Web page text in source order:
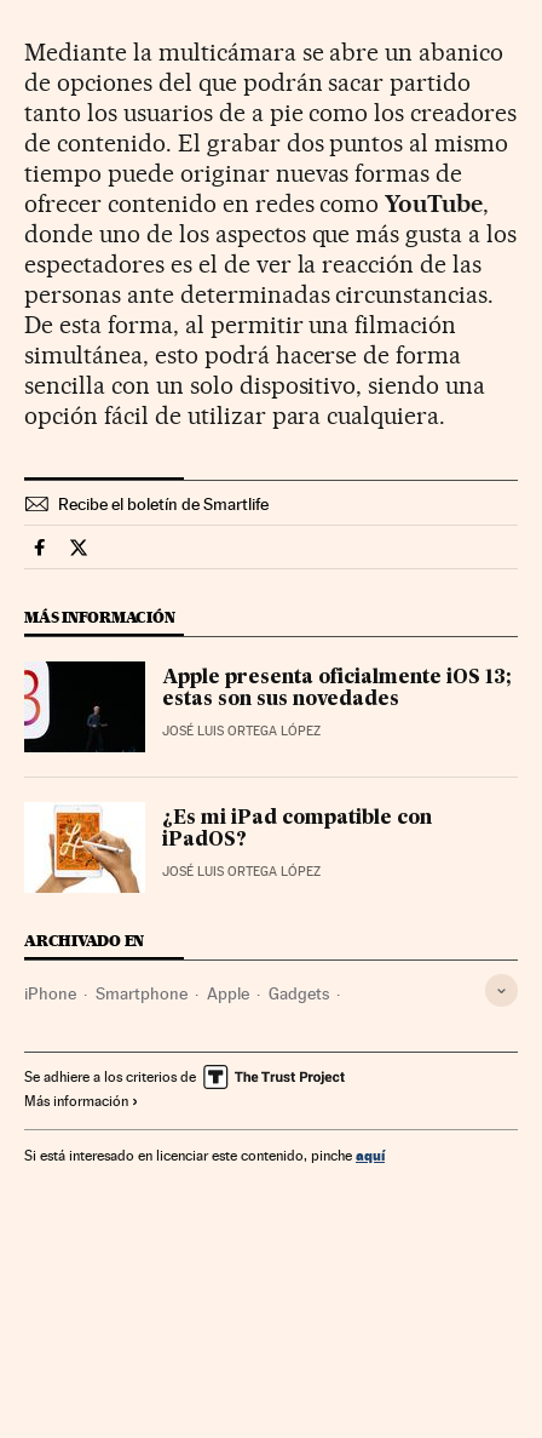
Mediante la multicámara se abre un abanico
de opciones del que podrán sacar partido
tanto los usuarios de a pie como los creadores
de contenido. El grabar dos puntos al mismo
tiempo puede originar nuevas formas de
ofrecer contenido en redes comoYouTube,
donde uno de los aspectos que más gusta a los
espectadores es el de ver la reacción de las
personas ante determinadas circunstancias.
De esta forma, al permitir una filmación
simultánea, esto podrá hacerse de forma
sencilla con un solo dispositivo, siendo una
opción fácil de utilizar para cualquiera.
Recibe el boletín de Smartlife
Smartlife Cinco Días en Facebook
Smartlife Cinco Días en Twitter
MÁS INFORMACIÓN
Apple presenta oficialmente iOS 13;
estas son sus novedades
JOSÉ LUIS ORTEGA LÓPEZ
¿Es mi iPad compatible con
iPadOS?
JOSÉ LUIS ORTEGA LÓPEZ
ARCHIVADO EN
iPhone Smartphone Apple Gadgets
Tecnologías movilidad Telefonía Tecnología
Ciencia
Se adhiere a los criterios de
Más información
Si está interesado en licenciar este contenido, pinche aquí